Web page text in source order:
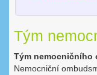
Tým
Tým nemocničního
Nemocniční